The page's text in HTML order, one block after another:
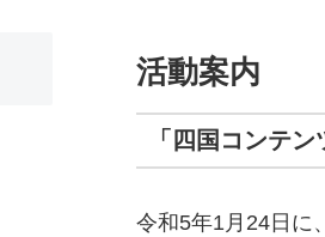
活動案内
「四国コンテ
令和5年1月24日に